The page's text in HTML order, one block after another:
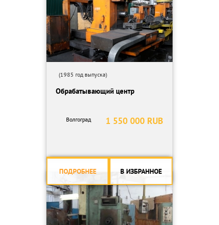
(1985 год выпуска)
Обрабатывающий центр
1 550 000 RUB
Волгоград
ПОДРОБНЕЕ В ИЗБРАННОЕ